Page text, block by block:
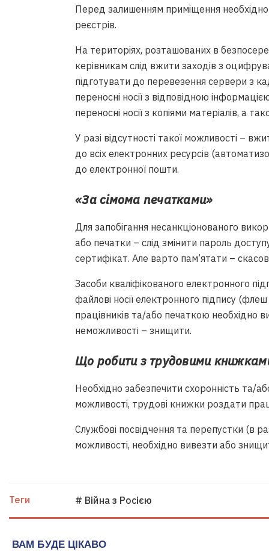
Перед залишенням приміщення необхідно
реєстрів.
На територіях, розташованих в
керівникам слід вжити заходів з
підготувати до перевезення сервери з
переносні носії з відповідною
переносні носії з копіями матеріалів, а
У разі відсутності такої можливості –
до всіх електронних ресурсів
до електронної пошти.
«За сімома печатками»
Для запобігання несанкціонованого
або печатки – слід змінити пароль
сертифікат. Але варто пам’ятати –
Засоби кваліфікованого електронного
файлові носії електронного підпису
працівників та/або печаткою необхідно
неможливості – знищити.
Що робити з трудовими
Необхідно забезпечити схоронність та/
можливості, трудові книжки роздати
Службові посвідчення та перепустки (в
можливості, необхідно вивезти або
Теги # Війна з Росією